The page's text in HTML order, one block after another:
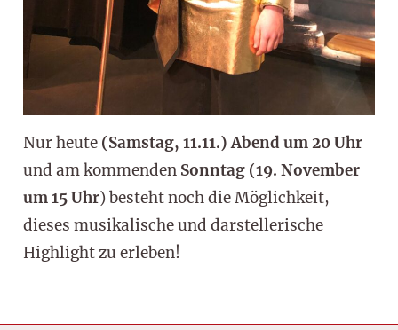
Nur heute (Samstag, 11.11.) Abend um 20 Uhr
und am kommenden Sonntag (19. November
um 15 Uhr) besteht noch die Möglichkeit,
dieses musikalische und darstellerische
Highlight zu erleben!